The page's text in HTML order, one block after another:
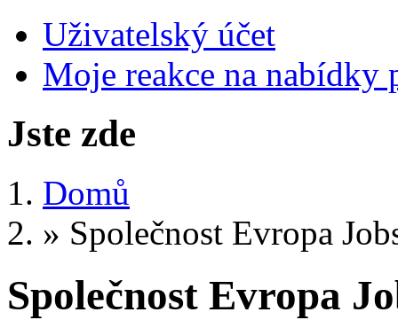
Uživatelský účet
Moje reakce na nabídky
Jste zde
Domů
» Společnost Evropa
Společnost Evropa